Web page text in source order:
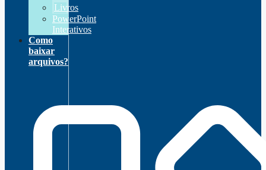
Livros
PowerPoint
Interativos
Como
baixar
arquivos?